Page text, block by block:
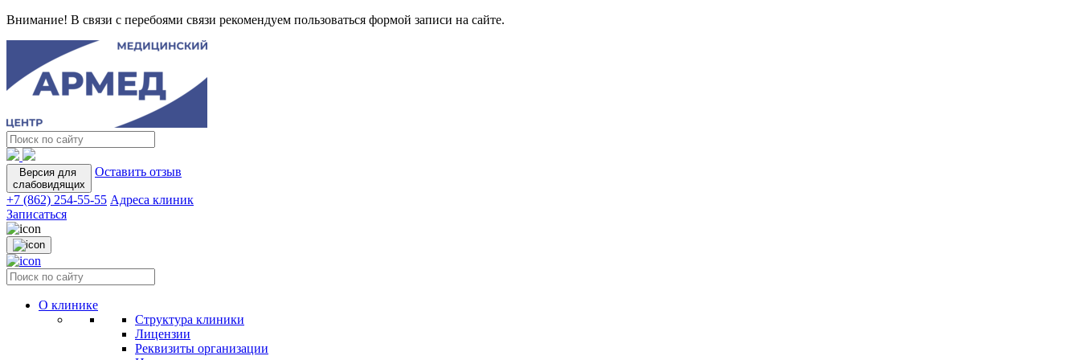
Внимание! В связи с перебоями связи рекомендуем пользоваться формой записи на сайте.
Версия для
слабовидящих
Оставить отзыв
+7 (862) 254-55-55 Адреса клиник
Записаться
О клинике
Структура клиники
Лицензии
Реквизиты организации